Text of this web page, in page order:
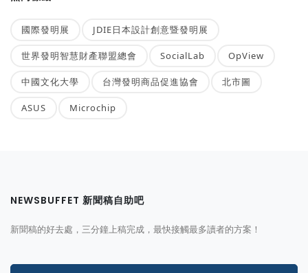
國際發明展 JDIE日本設計創意暨發明展
世界發明智慧財產聯盟總會 SocialLab OpView
中國文化大學 台灣發明商品促進協會 北市圖
ASUS Microchip
NEWSBUFFET 新聞稿自助吧
新聞稿的好去處，三分鐘上稿完成，最快接觸最多讀者的方案！